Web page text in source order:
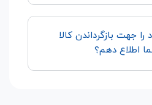
جهت بازگرداندن کالا
اطلاع دهم؟